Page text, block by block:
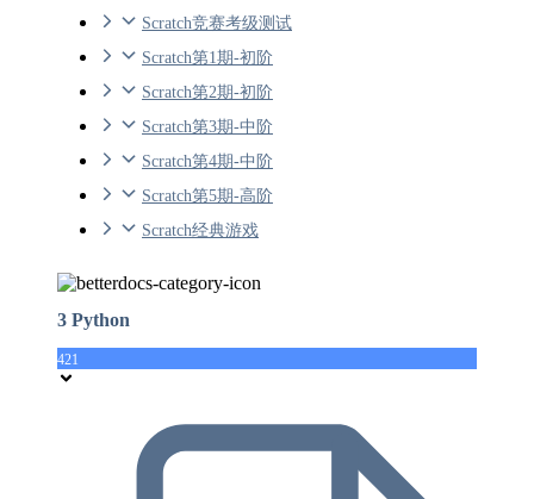
Scratch竞赛考级测试
Scratch第1期-初阶
Scratch第2期-初阶
Scratch第3期-中阶
Scratch第4期-中阶
Scratch第5期-高阶
Scratch经典游戏
3 Python
421